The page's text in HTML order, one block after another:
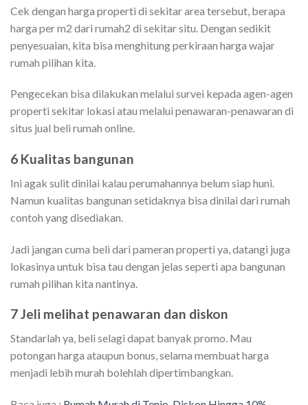
Cek dengan harga properti di sekitar area tersebut, berapa
harga per m2 dari rumah2 di sekitar situ. Dengan sedikit
penyesuaian, kita bisa menghitung perkiraan harga wajar
rumah pilihan kita.
Pengecekan bisa dilakukan melalui survei kepada agen-agen
properti sekitar lokasi atau melalui penawaran-penawaran di
situs jual beli rumah online.
6 Kualitas bangunan
Ini agak sulit dinilai kalau perumahannya belum siap huni.
Namun kualitas bangunan setidaknya bisa dinilai dari rumah
contoh yang disediakan.
Jadi jangan cuma beli dari pameran properti ya, datangi juga
lokasinya untuk bisa tau dengan jelas seperti apa bangunan
rumah pilihan kita nantinya.
7 Jeli melihat penawaran dan diskon
Standarlah ya, beli selagi dapat banyak promo. Mau
potongan harga ataupun bonus, selama membuat harga
menjadi lebih murah bolehlah dipertimbangkan.